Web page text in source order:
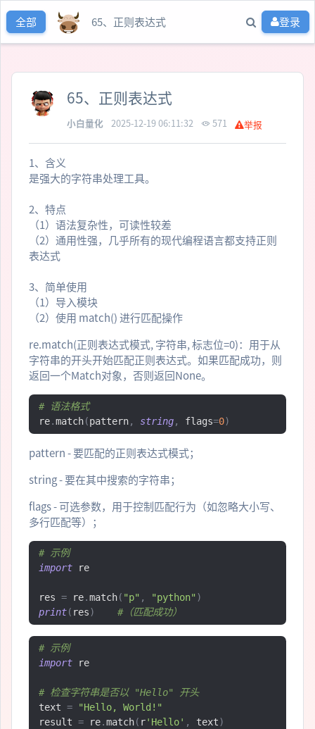
全部 65、正则表达式 登录
65、正则表达式
小白量化 2025-12-19 06:11:32 571 举报
1、含义
是强大的字符串处理工具。
2、特点
（1）语法复杂性，可读性较差
（2）通用性强，几乎所有的现代编程语言都支持正则
表达式
3、简单使用
（1）导入模块
（2）使用 match() 进行匹配操作
re.match(正则表达式模式, 字符串, 标志位=0)：用于从
字符串的开头开始匹配正则表达式。如果匹配成功，则
返回一个Match对象，否则返回None。
# 语法格式
re.match(pattern, string, flags=0)
pattern - 要匹配的正则表达式模式；
string - 要在其中搜索的字符串；
flags - 可选参数，用于控制匹配行为（如忽略大小写、
多行匹配等）；
# 示例
import re
res = re.match( "p" , "python" )
print( res) #（匹配成功）
# 示例
import re
# 检查字符串是否以 "Hello" 开头
text =
"Hello, World!"
result = re.match( r'Hello' , text)